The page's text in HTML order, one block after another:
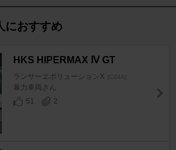
におすすめ
HKS HIPERMAX Ⅳ GT
ランサーエボリューションX [CZ4A]
暴力車両さん
51
2